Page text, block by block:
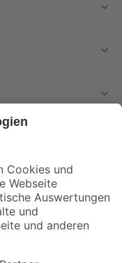
mehr verpassen!